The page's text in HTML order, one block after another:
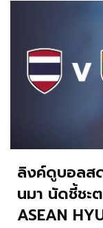
ลิงค์ดูบอลส
นมา นัดชี้ชะ
ASEAN